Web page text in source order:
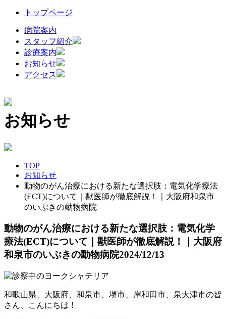
トップページ
病院案内
スタッフ紹介
診療案内
お知らせ
アクセス
お知らせ
TOP
お知らせ
動物のがん治療における新たな選択肢：電気化学療法
(ECT)について｜獣医師が徹底解説！｜大阪府和泉市
のいぶきの動物病院
動物のがん治療における新たな選択肢：電気化学
療法(ECT)について｜獣医師が徹底解説！｜大阪府
和泉市のいぶきの動物病院2024/12/13
和歌山県、大阪府、和泉市、堺市、岸和田市、泉大津市の皆
さん、こんにちは！